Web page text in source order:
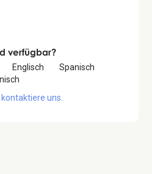
verfügbar?
Englisch
Spanisch
uns.